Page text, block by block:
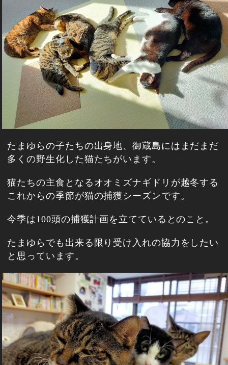
たまゆらの子たちの出身地、御蔵島にはまだまだ
多くの野生化した猫たちがいます。
猫たちの主食となるオオミズナギドリが越冬する
これからの季節が猫の捕獲シーズンです。
今季は100頭の捕獲計画を立てているとのこと。
たまゆらでも出来る限り受け入れの協力をしたい
と思っています。